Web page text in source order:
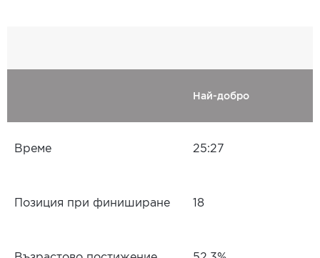
Най-добро
Време 25:27
Позиция при финиширане 18